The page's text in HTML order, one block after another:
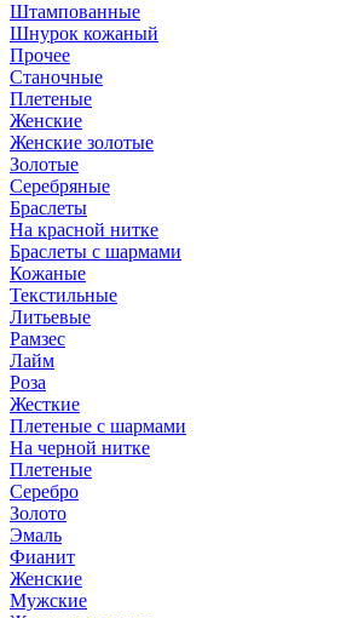
Штампованные
Шнурок кожаный
Прочее
Станочные
Плетеные
Женские
Женские золотые
Золотые
Серебряные
Браслеты
На красной нитке
Браслеты с шармами
Кожаные
Текстильные
Литьевые
Рамзес
Лайм
Роза
Жесткие
Плетеные с шармами
На черной нитке
Плетеные
Серебро
Золото
Эмаль
Фианит
Женские
Мужские